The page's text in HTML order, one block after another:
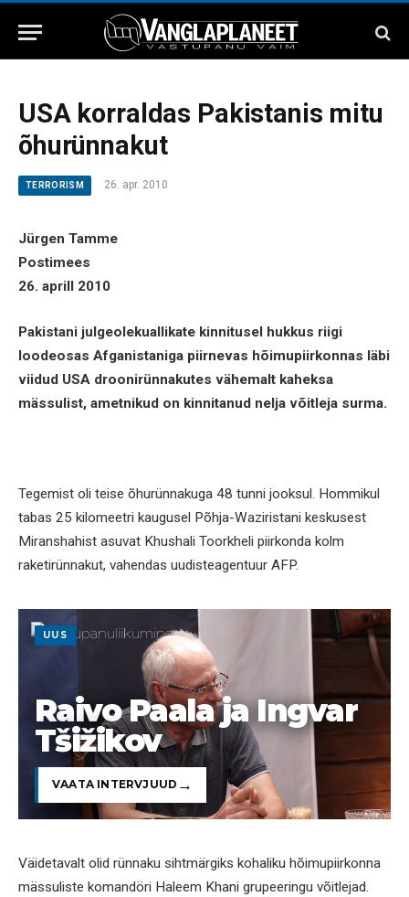
USA korraldas Pakistanis mitu
õhurünnakut
TERRORISM 26. apr. 2010
Jürgen Tamme
Postimees
26. aprill 2010
Pakistani julgeolekuallikate kinnitusel hukkus riigi
loodeosas Afganistaniga piirnevas hõimupiirkonnas läbi
viidud USA droonirünnakutes vähemalt kaheksa
mässulist, ametnikud on kinnitanud nelja võitleja surma.
Tegemist oli teise õhurünnakuga 48 tunni jooksul. Hommikul
tabas 25 kilomeetri kaugusel Põhja-Waziristani keskusest
Miranshahist asuvat Khushali Toorkheli piirkonda kolm
raketirünnakut, vahendas uudisteagentuur AFP.
UUS
Raivo Paala ja Ingvar
Tšižikov
VAATA INTERVJUUD
Väidetavalt olid rünnaku sihtmärgiks kohaliku hõimupiirkonna
mässuliste komandöri Haleem Khani grupeeringu võitlejad.